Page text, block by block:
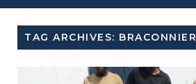
TAG ARCHIVES: BRACONNIER